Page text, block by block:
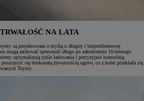
NA LATA
są projektowane z myślą o długiej i bezproblemowej
mogą zachować sprawność długo po zakończeniu 10-letniego
optymalizują cykle ładowania i precyzyjnie kontrolują
się doskonałą żywotnością ogniw, co z kolei przekłada się
Toyoty.